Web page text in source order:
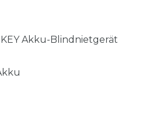
KEY Akku-Blindnietgerät